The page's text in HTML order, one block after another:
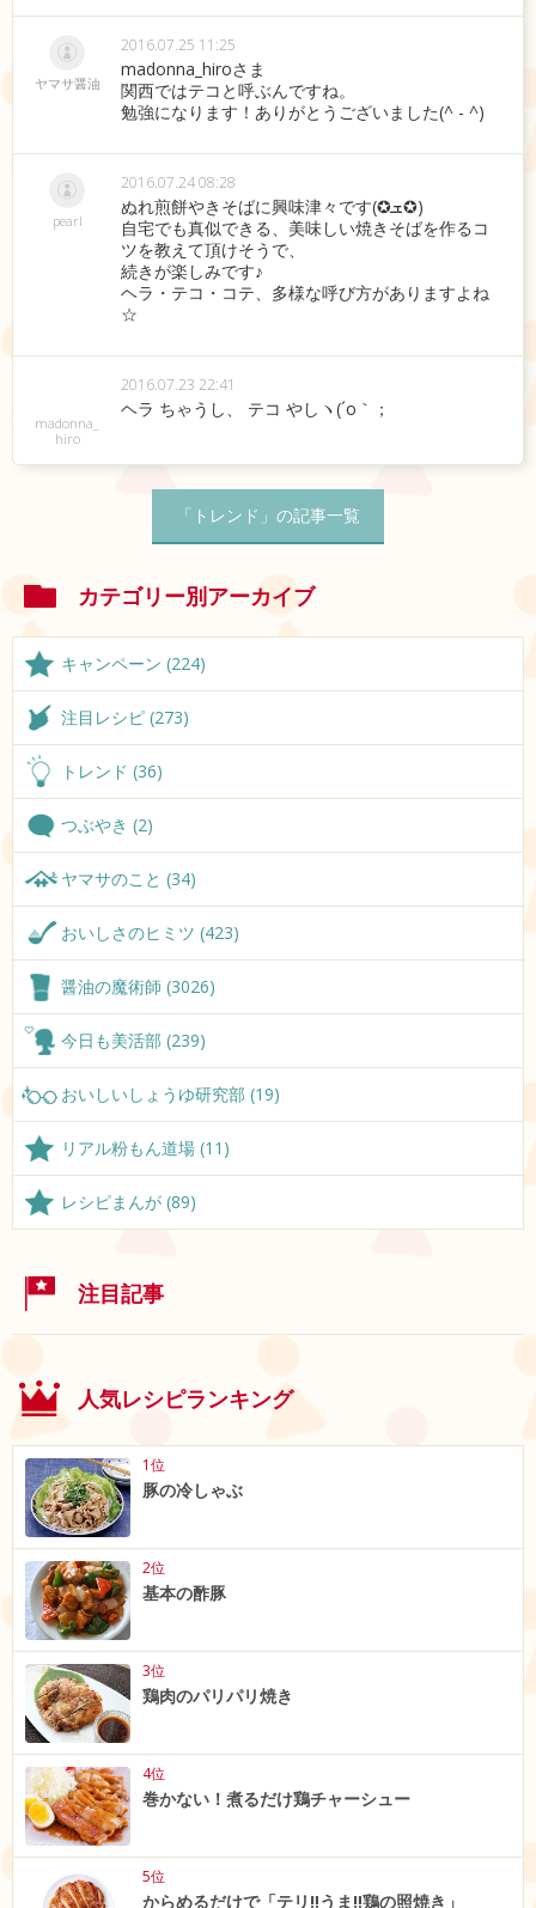
ヤマサ醤油
2016.07.25 11:25
madonna_hiroさま
関西ではテコと呼ぶんですね。
勉強になります！ありがとうございました(^ - ^)
pearl
2016.07.24 08:28
ぬれ煎餅やきそばに興味津々です(✪ܫ✪)
自宅でも真似できる、美味しい焼きそばを作るコ
ツを教えて頂けそうで、
続きが楽しみです♪
ヘラ・テコ・コテ、多様な呼び方がありますよね
☆
madonna_
hiro
2016.07.23 22:41
ヘラ ちゃうし、 テコ やしヽ(´o｀；
「トレンド」の記事一覧
カテゴリー別アーカイブ
キャンペーン (224)
注目レシピ (273)
トレンド (36)
つぶやき (2)
ヤマサのこと (34)
おいしさのヒミツ (423)
醤油の魔術師 (3026)
今日も美活部 (239)
おいしいしょうゆ研究部 (19)
リアル粉もん道場 (11)
レシピまんが (89)
注目記事
人気レシピランキング
1位
豚の冷しゃぶ
2位
基本の酢豚
3位
鶏肉のパリパリ焼き
4位
巻かない！煮るだけ鶏チャーシュー
5位
からめるだけで「テリ‼うま‼鶏の照焼き」